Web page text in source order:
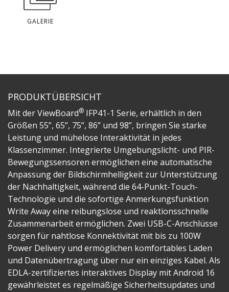
GALERIE
PRODUKTÜBERSICHT
Mit der ViewBoard® IFP41-1 Serie, erhältlich in den
Größen 55”, 65”, 75”, 86” und 98”, bringen Sie starke
Leistung und mühelose Interaktivität in jedes
Klassenzimmer. Integrierte Umgebungslicht- und PIR-
Bewegungssensoren ermöglichen eine automatische
Anpassung der Bildschirmhelligkeit zur Unterstützung
der Nachhaltigkeit, während die 64-Punkt-Touch-
Technologie und die sofortige Anmerkungsfunktion
Write Away eine reibungslose und reaktionsschnelle
Zusammenarbeit ermöglichen. Zwei USB-C-Anschlüsse
sorgen für nahtlose Konnektivität mit bis zu 100W
Power Delivery und ermöglichen komfortables Laden
und Datenübertragung über nur ein einziges Kabel. Als
EDLA-zertifiziertes interaktives Display mit Android 16
gewährleistet es regelmäßige Sicherheitsupdates und